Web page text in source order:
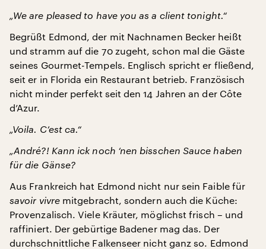
„We are pleased to have you as a client tonight.“
Begrüßt Edmond, der mit Nachnamen Becker heißt
und stramm auf die 70 zugeht, schon mal die Gäste
seines Gourmet-Tempels. Englisch spricht er fließend,
seit er in Florida ein Restaurant betrieb. Französisch
nicht minder perfekt seit den 14 Jahren an der Côte
d’Azur.
„Voila. C’est ca.“
„André?! Kann ick noch ‘nen bisschen Sauce haben
für die Gänse?
Aus Frankreich hat Edmond nicht nur sein Faible für
savoir vivremitgebracht, sondern auch die Küche:
Provenzalisch. Viele Kräuter, möglichst frisch – und
raffiniert. Der gebürtige Badener mag das. Der
durchschnittliche Falkenseer nicht ganz so. Edmond